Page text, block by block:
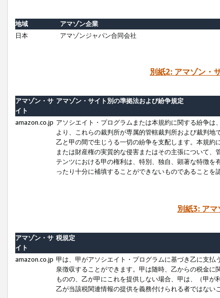
地域
アマゾン企業
日本
アマゾンジャパン合同会社
別紙2: アマゾン・
アマゾン・サ
イト
アマゾン・サイト別の準拠法および紛争規定
amazon.co.jp アソシエイト・プログラムまたは本規約に関する紛争
より、これらの裁判所が専属的管轄裁判所および裁判
乙と甲の間で生じうる一切の紛争を支配します。本規
または財産権の実質的な侵害またはその主張について
テンツにおける甲の権利は、特別、独自、顕著な特徴
ったり十分に補填することができないものであることを
別紙3: ア
アマゾン・サ
イト
税規定
amazon.co.jp 甲は、甲がアソシエイト・プログラムに基づき乙に支
泉徴収することができます。甲は随時、乙からの税金
ものの、乙が甲にこれを提供しない場合、甲は、（甲
乙が当該税関連情報の提供を義務付けられる者ではな